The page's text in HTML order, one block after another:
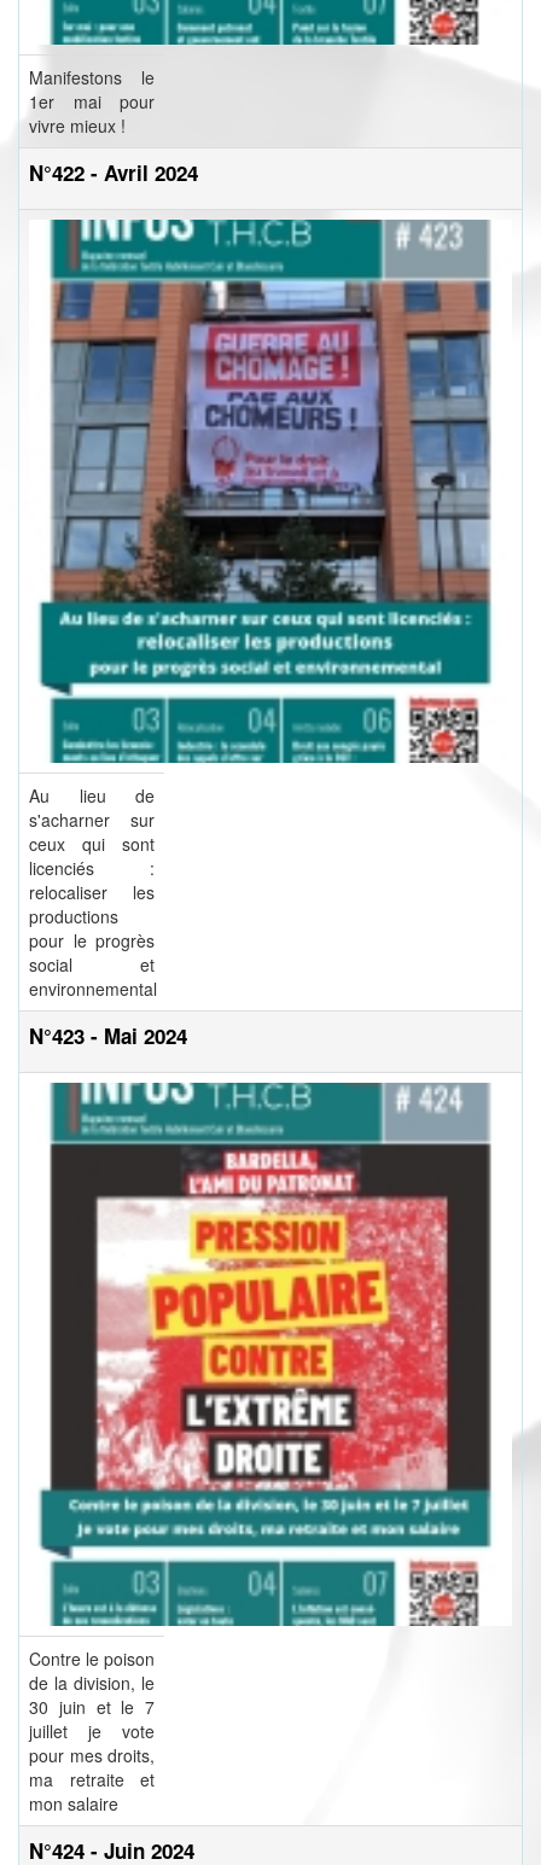
Manifestons le
1er mai pour
vivre mieux !
N°422 - Avril 2024
Au lieu de
s'acharner sur
ceux qui sont
licenciés :
relocaliser les
productions
pour le progrès
social et
environnemental
N°423 - Mai 2024
Contre le poison
de la division, le
30 juin et le 7
juillet je vote
pour mes droits,
ma retraite et
mon salaire
N°424 - Juin 2024